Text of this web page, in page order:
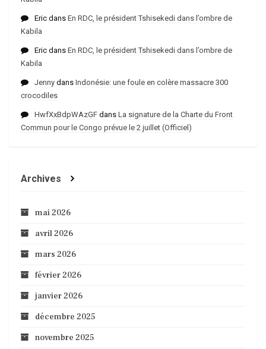
Eric dans En RDC, le président Tshisekedi dans l’ombre de
Kabila
Eric dans En RDC, le président Tshisekedi dans l’ombre de
Kabila
Jenny dans Indonésie: une foule en colère massacre 300
crocodiles
HwfXxBdpWAzGF dans La signature de la Charte du Front
Commun pour le Congo prévue le 2 juillet (Officiel)
Archives
mai 2026
avril 2026
mars 2026
février 2026
janvier 2026
décembre 2025
novembre 2025